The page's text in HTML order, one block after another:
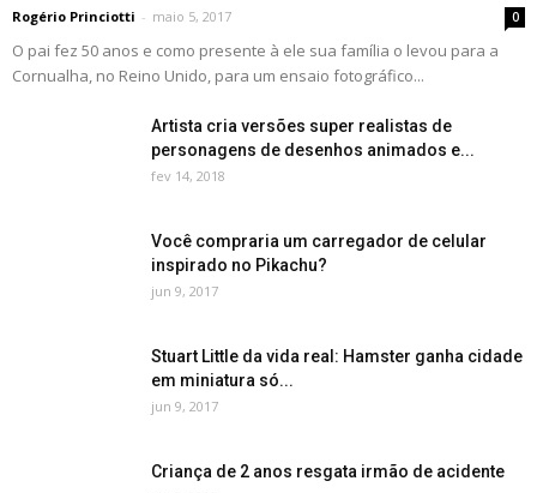
Rogério Princiotti - maio 5, 2017 0
O pai fez 50 anos e como presente à ele sua família o levou para a
Cornualha, no Reino Unido, para um ensaio fotográfico...
Artista cria versões super realistas de
personagens de desenhos animados e...
fev 14, 2018
Você compraria um carregador de celular
inspirado no Pikachu?
jun 9, 2017
Stuart Little da vida real: Hamster ganha cidade
em miniatura só...
jun 9, 2017
Criança de 2 anos resgata irmão de acidente